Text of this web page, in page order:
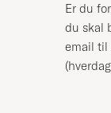
Er du
du skal
email til